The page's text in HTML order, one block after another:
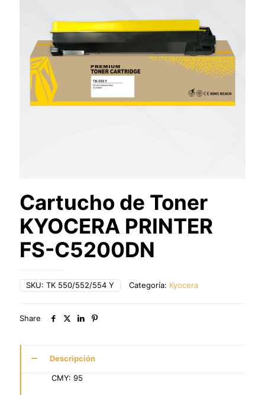
Cartucho de Toner
KYOCERA PRINTER
FS-C5200DN
SKU: TK 550/552/554 Y Categoría: Kyocera
Share
Descripción
CMY: 95